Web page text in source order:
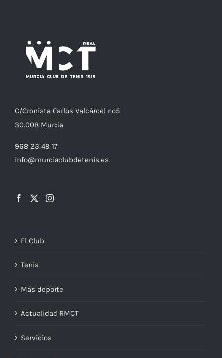
C/Cronista Carlos Valcárcel nº5
30.008 Murcia
968 23 49 17
info@murciaclubdetenis.es
El Club
Tenis
Más deporte
Actualidad RMCT
Servicios